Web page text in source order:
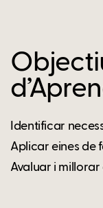
Identificar
Aplicar eines de
Avaluar i